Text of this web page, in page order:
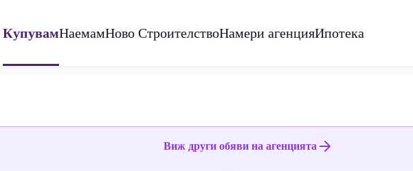
КупувамНаемамНово СтроителствоНамери агенцияИпотека
Виж други обяви на агенцията